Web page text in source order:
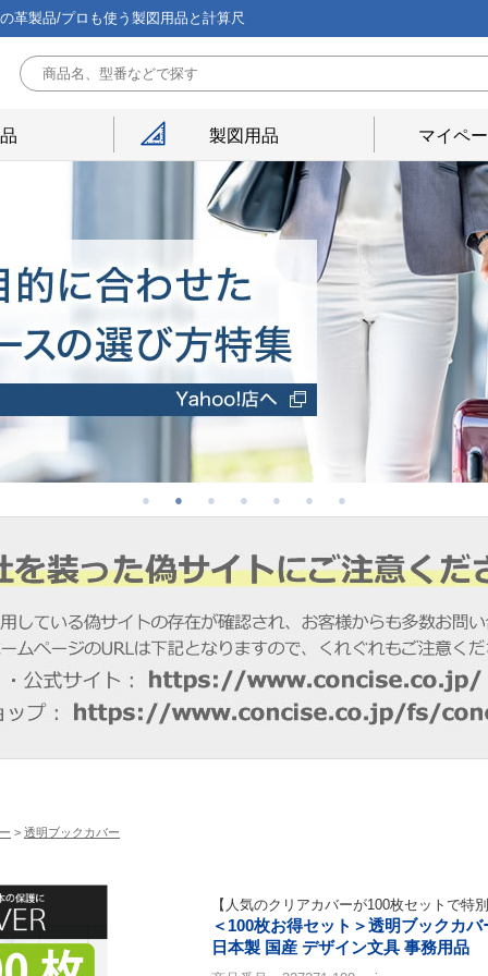
革製品/プロも使う製図用品と計算尺
製図用品 マイペ
> 透明ブックカバー
【人気のクリアカバーが100枚セットで特
＜100枚お得セット＞透明ブックカ
日本製 国産 デザイン文具 事務用品